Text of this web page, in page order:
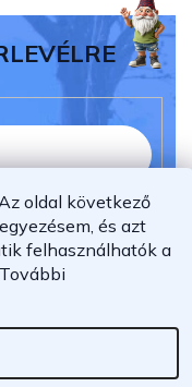
oldal következő
és azt
felhasználhatók a
További
azadatvédelmi